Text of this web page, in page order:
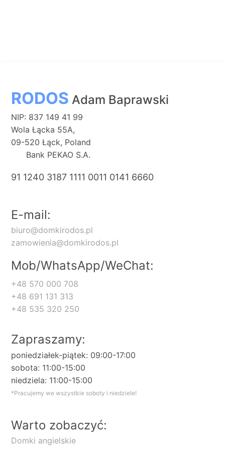
RODOS Adam Baprawski
NIP: 837 149 41 99
Wola Łącka 55A,
09-520 Łąck, Poland
Bank PEKAO S.A.
91 1240 3187 1111 0011 0141 6660
E-mail:
biuro@domkirodos.pl
zamowienia@domkirodos.pl
Mob/WhatsApp/WeChat:
+48 570 000 708
+48 691 131 313
+48 535 320 250
Zapraszamy:
poniedziałek-piątek: 09:00-17:00
sobota: 11:00-15:00
niedziela: 11:00-15:00
*Pracujemy we wszystkie soboty i niedziele!
Warto zobaczyć:
Domki angielskie